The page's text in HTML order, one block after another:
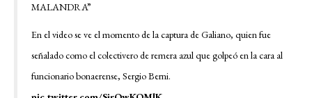
MALANDRA”
En el video se ve el momento de la captura de Galiano, quien fue
señalado como el colectivero de remera azul que golpeó en la cara al
funcionario bonaerense, Sergio Berni.